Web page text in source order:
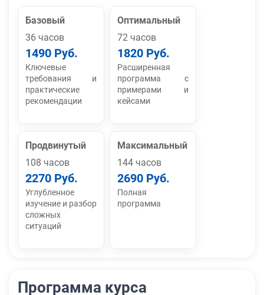
Базовый
36 часов
1490 Руб.
Ключевые
требования и
практические
рекомендации
Оптимальный
72 часов
1820 Руб.
Расширенная
программа с
примерами и
кейсами
Продвинутый
108 часов
2270 Руб.
Углубленное
изучение и разбор
сложных
ситуаций
Максимальный
144 часов
2690 Руб.
Полная
программа
Программа курса